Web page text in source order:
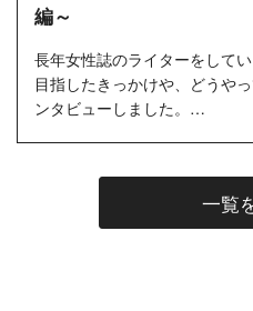
編～
長年女性誌のライターをして
目指したきっかけや、どうや
ンタビューしました。…
一覧